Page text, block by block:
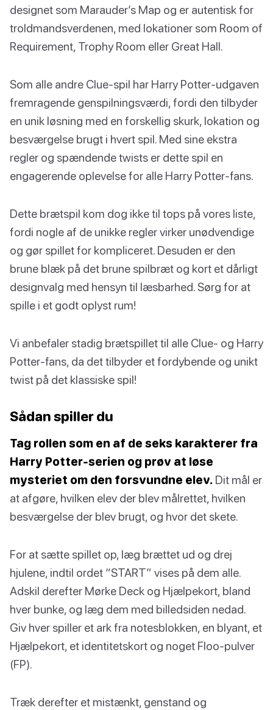
designet som Marauder’s Map og er autentisk for
troldmandsverdenen, med lokationer som Room of
Requirement, Trophy Room eller Great Hall.
Som alle andre Clue-spil har Harry Potter-udgaven
fremragende genspilningsværdi, fordi den tilbyder
en unik løsning med en forskellig skurk, lokation og
besværgelse brugt i hvert spil. Med sine ekstra
regler og spændende twists er dette spil en
engagerende oplevelse for alle Harry Potter-fans.
Dette brætspil kom dog ikke til tops på vores liste,
fordi nogle af de unikke regler virker unødvendige
og gør spillet for kompliceret. Desuden er den
brune blæk på det brune spilbræt og kort et dårligt
designvalg med hensyn til læsbarhed. Sørg for at
spille i et godt oplyst rum!
Vi anbefaler stadig brætspillet til alle Clue- og Harry
Potter-fans, da det tilbyder et fordybende og unikt
twist på det klassiske spil!
Sådan spiller du
Tag rollen som en af de seks karakterer fra
Harry Potter-serien og prøv at løse
mysteriet om den forsvundne elev. Dit mål er
at afgøre, hvilken elev der blev målrettet, hvilken
besværgelse der blev brugt, og hvor det skete.
For at sætte spillet op, læg brættet ud og drej
hjulene, indtil ordet “START” vises på dem alle.
Adskil derefter Mørke Deck og Hjælpekort, bland
hver bunke, og læg dem med billedsiden nedad.
Giv hver spiller et ark fra notesblokken, en blyant, et
Hjælpekort, et identitetskort og noget Floo-pulver
(FP).
Træk derefter et mistænkt, genstand og